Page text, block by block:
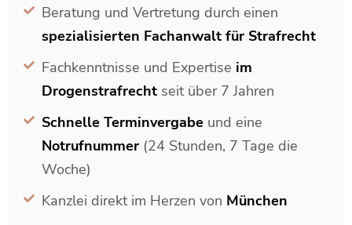
Beratung und Vertretung durch einen
spezialisierten Fachanwalt für Strafrecht
Fachkenntnisse und Expertise im
Drogenstrafrechtseit über 7 Jahren
Schnelle Terminvergabeund eine
Notrufnummer(24 Stunden, 7 Tage die
Woche)
Kanzlei direkt im Herzen von München